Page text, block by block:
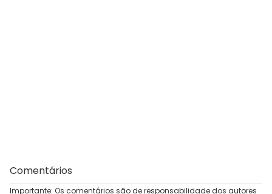
Comentários
Importante: Os comentários são de responsabilidade dos autores